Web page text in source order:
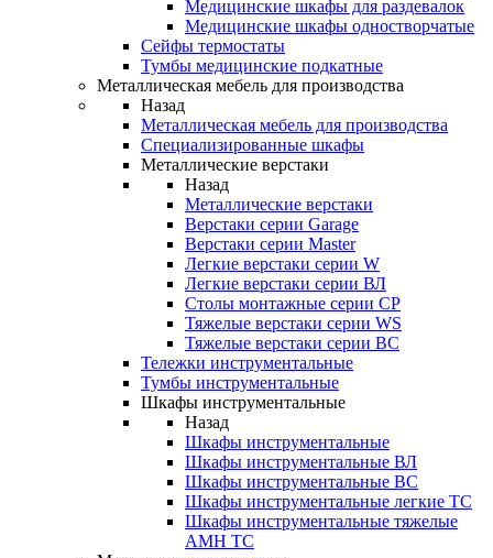
Медицинские шкафы для раздевалок
Медицинские шкафы одностворчатые
Сейфы термостаты
Тумбы медицинские подкатные
Металлическая мебель для производства
Назад
Металлическая мебель для производства
Cпециализированные шкафы
Металлические верстаки
Назад
Металлические верстаки
Верстаки серии Garage
Верстаки серии Master
Легкие верстаки серии W
Легкие верстаки серии ВЛ
Столы монтажные серии СР
Тяжелые верстаки серии WS
Тяжелые верстаки серии ВС
Тележки инструментальные
Тумбы инструментальные
Шкафы инструментальные
Назад
Шкафы инструментальные
Шкафы инструментальные ВЛ
Шкафы инструментальные ВС
Шкафы инструментальные легкие ТС
Шкафы инструментальные тяжелые
AMH TC